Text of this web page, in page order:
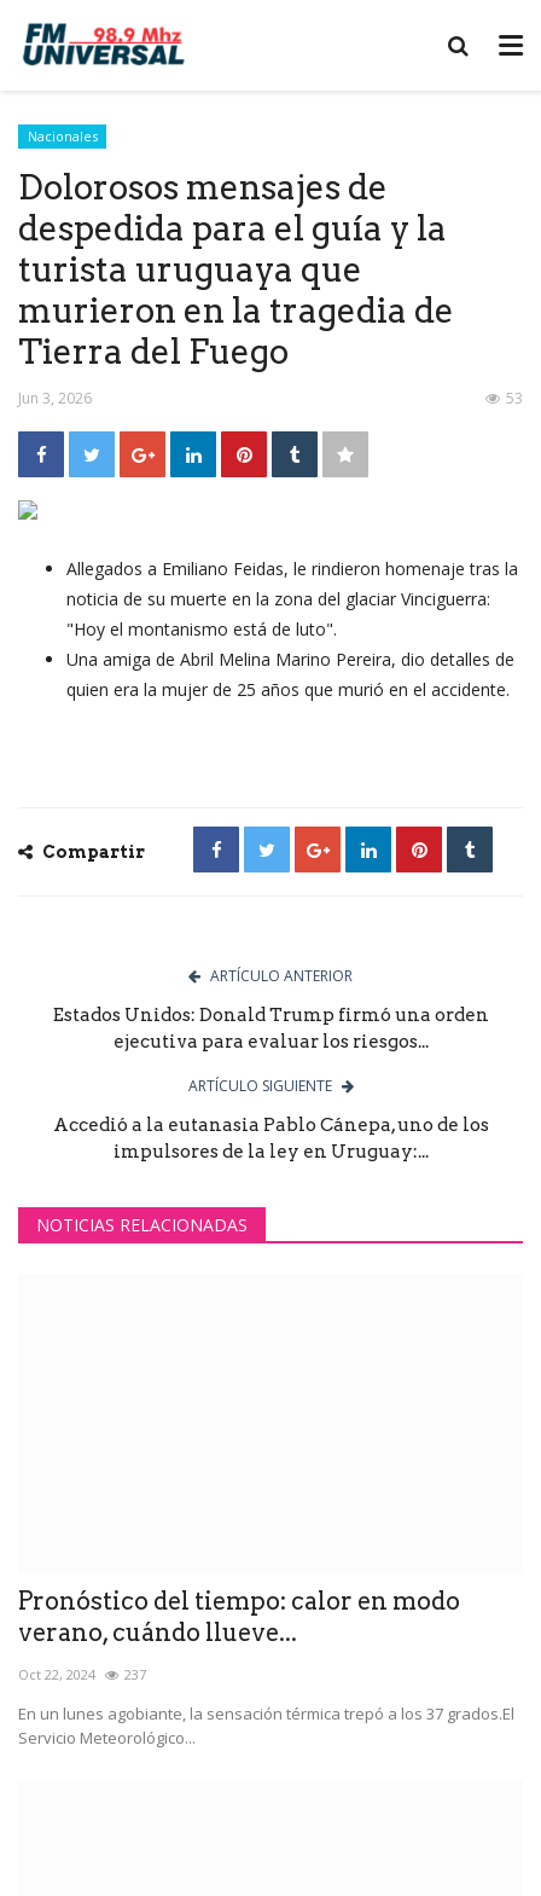
Nacionales
Dolorosos mensajes de
despedida para el guía y la
turista uruguaya que
murieron en la tragedia de
Tierra del Fuego
Jun 3, 2026 53
Allegados a Emiliano Feidas, le rindieron homenaje tras la
noticia de su muerte en la zona del glaciar Vinciguerra:
"Hoy el montanismo está de luto".
Una amiga de Abril Melina Marino Pereira, dio detalles de
quien era la mujer de 25 años que murió en el accidente.
Compartir
ARTÍCULO ANTERIOR
Estados Unidos: Donald Trump firmó una orden
ejecutiva para evaluar los riesgos...
ARTÍCULO SIGUIENTE
Accedió a la eutanasia Pablo Cánepa, uno de los
impulsores de la ley en Uruguay:...
NOTICIAS RELACIONADAS
Pronóstico del tiempo: calor en modo
verano, cuándo llueve...
Oct 22, 2024 237
En un lunes agobiante, la sensación térmica trepó a los 37 grados.El
Servicio Meteorológico...